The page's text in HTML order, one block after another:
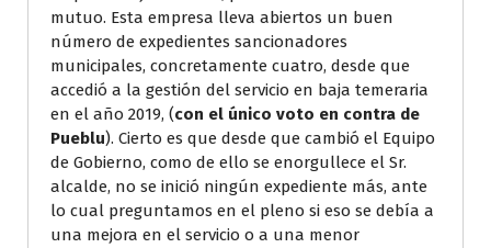
mutuo. Esta empresa lleva abiertos un buen
número de expedientes sancionadores
municipales, concretamente cuatro, desde que
accedió a la gestión del servicio en baja temeraria
en el año 2019, (con el único voto en contra de
Pueblu). Cierto es que desde que cambió el Equipo
de Gobierno, como de ello se enorgullece el Sr.
alcalde, no se inició ningún expediente más, ante
lo cual preguntamos en el pleno si eso se debía a
una mejora en el servicio o a una menor